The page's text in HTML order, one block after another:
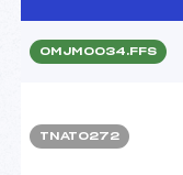
OMJM0034.FFS
TNAT0272